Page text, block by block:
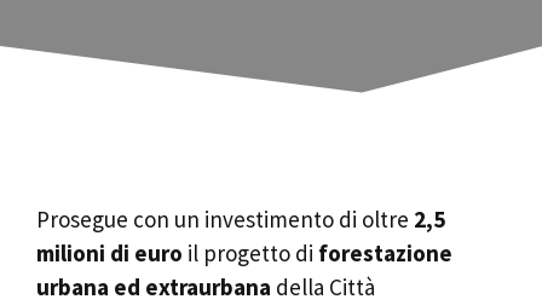
Prosegue con un investimento di oltre 2,5
milioni di euro il progetto di forestazione
urbana ed extraurbana della Città